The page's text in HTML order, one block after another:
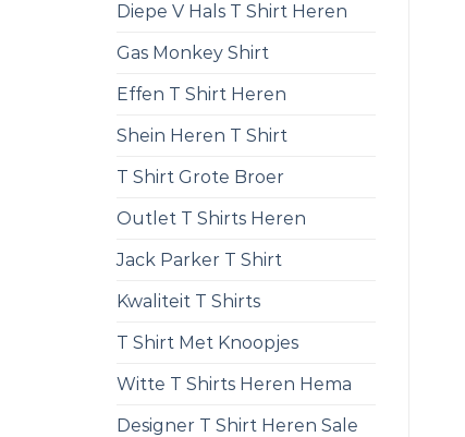
Diepe V Hals T Shirt Heren
Gas Monkey Shirt
Effen T Shirt Heren
Shein Heren T Shirt
T Shirt Grote Broer
Outlet T Shirts Heren
Jack Parker T Shirt
Kwaliteit T Shirts
T Shirt Met Knoopjes
Witte T Shirts Heren Hema
Designer T Shirt Heren Sale